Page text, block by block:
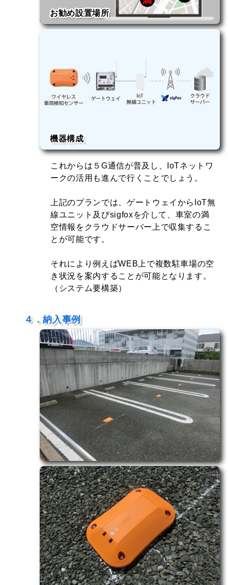
お勧め設置場所
機器構成
⇓ 無線接続
・ゲートウェイ
・lot無線ユニット
⇓
・sigfox
⇓ 無線接続
・クラウドサーバー
これからは５G通信が普及し、IoTネットワ
ークの活用も進んで行くことでしょう。
上記のプランでは、ゲートウェイからIoT無
線ユニット及びsigfoxを介して、車室の満
空情報をクラウドサーバー上で収集するこ
とが可能です。
それにより例えばWEB上で複数駐車場の空
き状況を案内することが可能となります。
（システム要構築）
４．納入事例